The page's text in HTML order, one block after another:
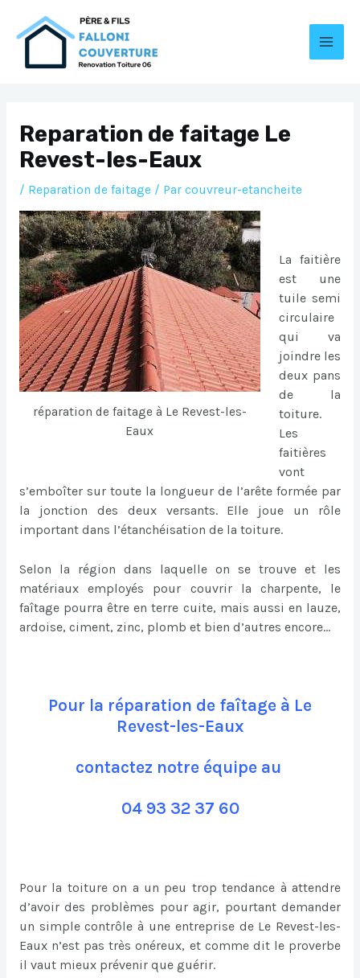
Reparation de faitage Le
Revest-les-Eaux
/ Reparation de faitage/ Par couvreur-etancheite
réparation de faitage à Le Revest-les-
Eaux
La faitière
est une
tuile semi
circulaire
qui va
joindre les
deux pans
de la
toiture.
Les
faitières
vont
s’emboîter sur toute la longueur de l’arête formée par
la jonction des deux versants. Elle joue un rôle
important dans l’étanchéisation de la toiture.
Selon la région dans laquelle on se trouve et les
matériaux employés pour couvrir la charpente, le
faîtage pourra être en terre cuite, mais aussi en lauze,
ardoise, ciment, zinc, plomb et bien d’autres encore…
Pour la réparation de faîtage à Le
Revest-les-Eaux
contactez notre équipe au
04 93 32 37 60
Pour la toiture on a un peu trop tendance à attendre
d’avoir des problèmes pour agir, pourtant demander
un simple contrôle à une entreprise de Le Revest-les-
Eaux n’est pas très onéreux, et comme dit le proverbe
il vaut mieux prévenir que guérir.